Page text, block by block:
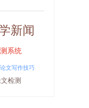
新闻
系统
论文写作技巧
检测